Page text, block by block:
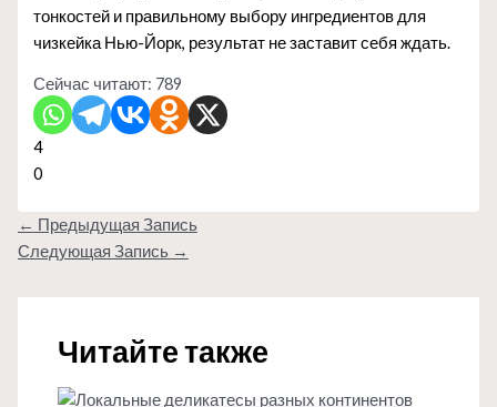
тонкостей и правильному выбору ингредиентов для
чизкейка Нью-Йорк, результат не заставит себя ждать.
Сейчас читают: 789
4
0
← Предыдущая Запись
Следующая Запись →
Читайте также